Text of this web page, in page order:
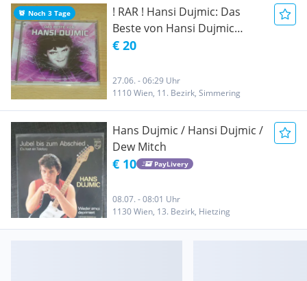
Noch 3 Tage
! RAR ! Hansi Dujmic: Das
Beste von Hansi Dujmic
(2010) - AUSTROPOP
€ 20
27.06. - 06:29 Uhr
1110 Wien, 11. Bezirk, Simmering
Hans Dujmic / Hansi Dujmic /
Dew Mitch
€ 10 PayLivery
08.07. - 08:01 Uhr
1130 Wien, 13. Bezirk, Hietzing